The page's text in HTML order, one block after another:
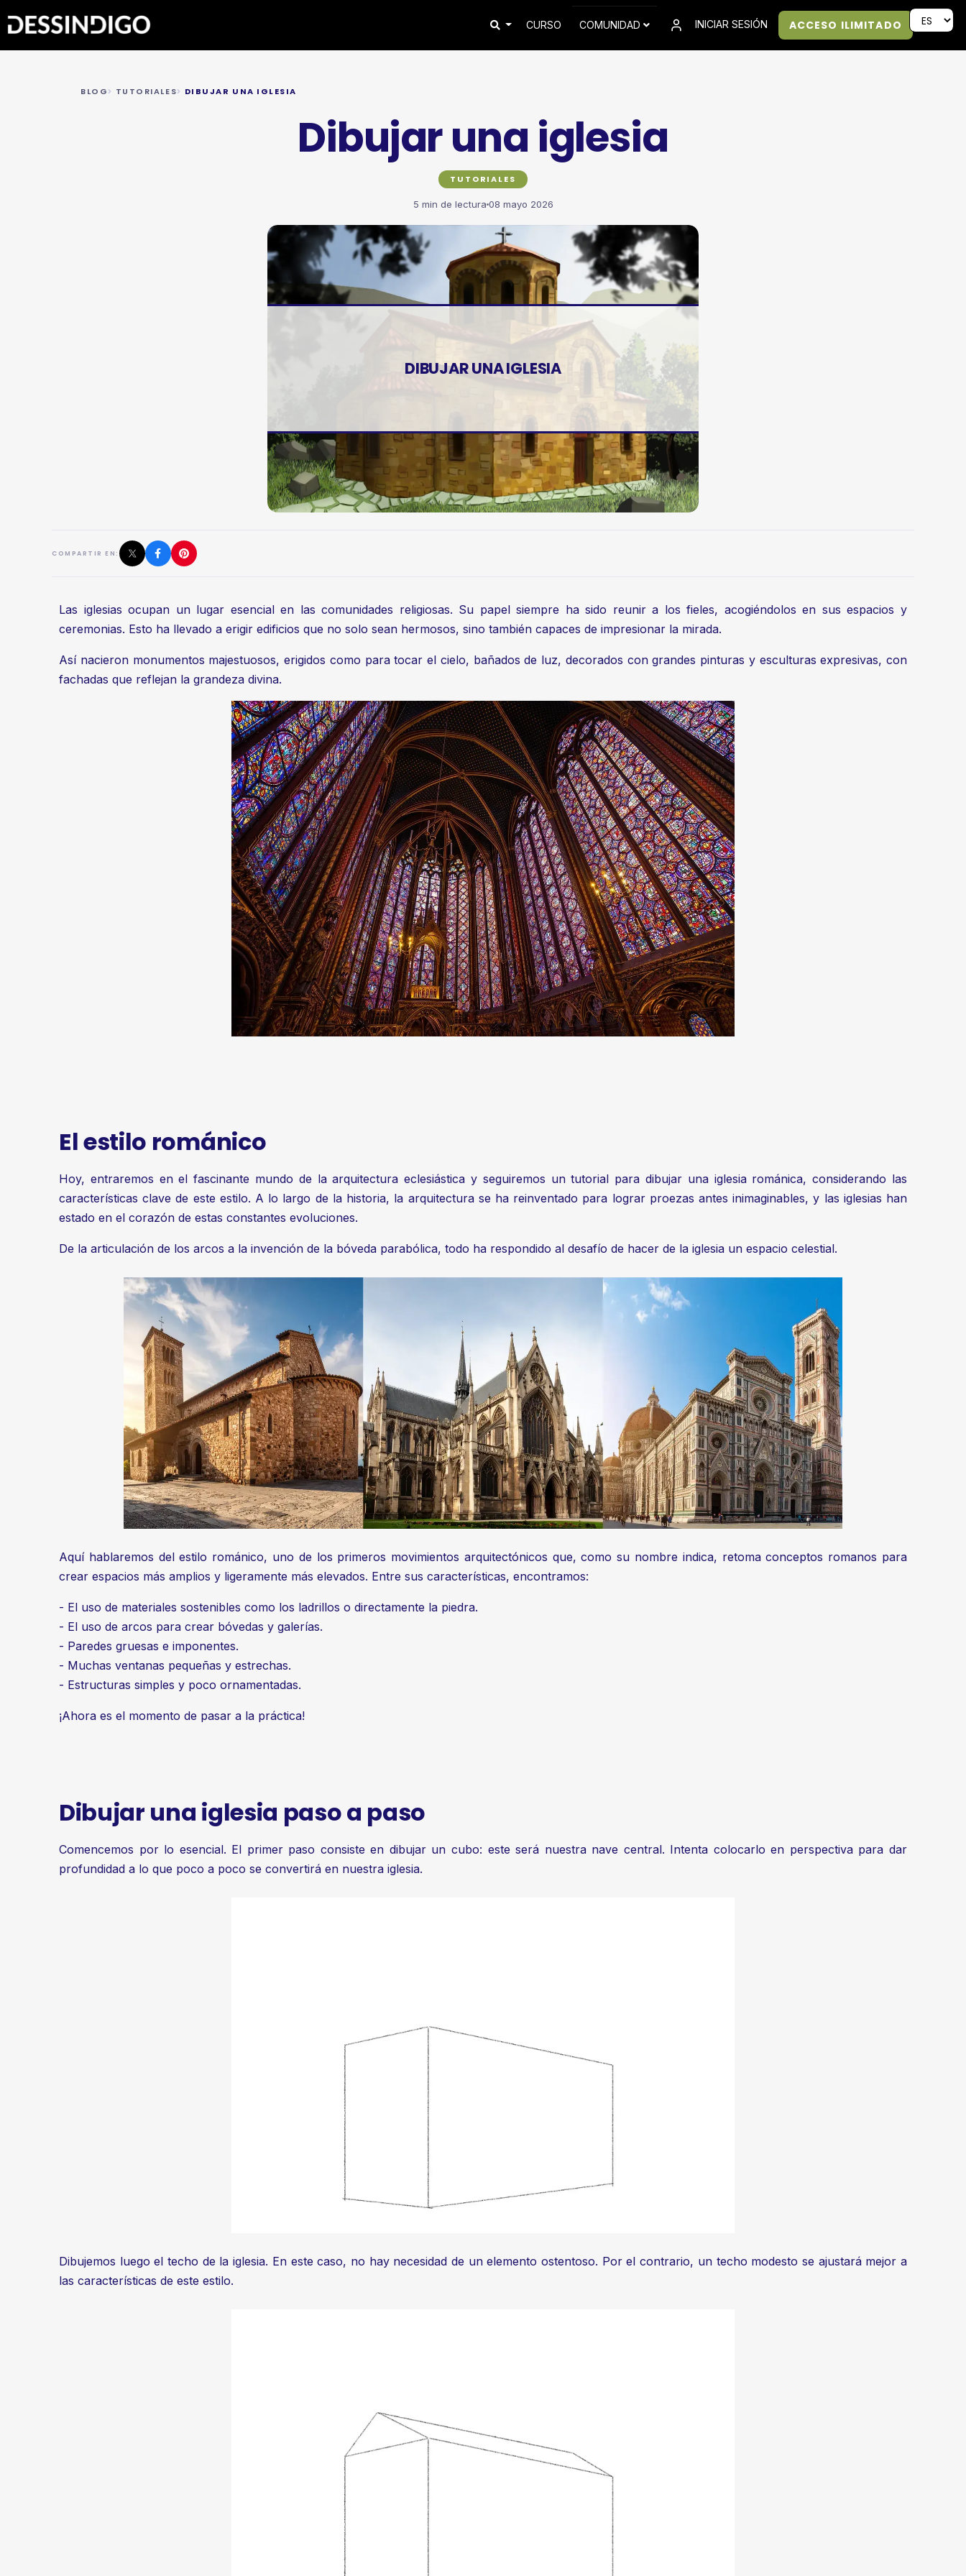
CURSO COMUNIDAD INICIAR SESIÓN ACCESO ILIMITADO
BLOG TUTORIALES DIBUJAR UNA IGLESIA
Dibujar una iglesia
TUTORIALES
5 min de lectura 08 mayo 2026
DIBUJAR UNA IGLESIA
COMPARTIR EN:
Las iglesias ocupan un lugar esencial en las comunidades religiosas. Su papel siempre ha sido reunir a los fieles, acogiéndolos en sus espacios y
ceremonias. Esto ha llevado a erigir edificios que no solo sean hermosos, sino también capaces de impresionar la mirada.
Así nacieron monumentos majestuosos, erigidos como para tocar el cielo, bañados de luz, decorados con grandes pinturas y esculturas expresivas, con
fachadas que reflejan la grandeza divina.
El estilo románico
Hoy, entraremos en el fascinante mundo de la arquitectura eclesiástica y seguiremos un tutorial para dibujar una iglesia románica, considerando las
características clave de este estilo. A lo largo de la historia, la arquitectura se ha reinventado para lograr proezas antes inimaginables, y las iglesias han
estado en el corazón de estas constantes evoluciones.
De la articulación de los arcos a la invención de la bóveda parabólica, todo ha respondido al desafío de hacer de la iglesia un espacio celestial.
Aquí hablaremos del estilo románico, uno de los primeros movimientos arquitectónicos que, como su nombre indica, retoma conceptos romanos para
crear espacios más amplios y ligeramente más elevados. Entre sus características, encontramos:
- El uso de materiales sostenibles como los ladrillos o directamente la piedra.
- El uso de arcos para crear bóvedas y galerías.
- Paredes gruesas e imponentes.
- Muchas ventanas pequeñas y estrechas.
- Estructuras simples y poco ornamentadas.
¡Ahora es el momento de pasar a la práctica!
Dibujar una iglesia paso a paso
Comencemos por lo esencial. El primer paso consiste en dibujar un cubo: este será nuestra nave central. Intenta colocarlo en perspectiva para dar
profundidad a lo que poco a poco se convertirá en nuestra iglesia.
Dibujemos luego el techo de la iglesia. En este caso, no hay necesidad de un elemento ostentoso. Por el contrario, un techo modesto se ajustará mejor a
las características de este estilo.